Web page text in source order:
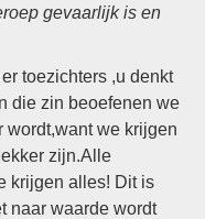
gevaarlijk is en
toezichters ,u denkt
die zin beoefenen we
wordt,want we krijgen
zijn.Alle
krijgen alles! Dit is
naar waarde wordt